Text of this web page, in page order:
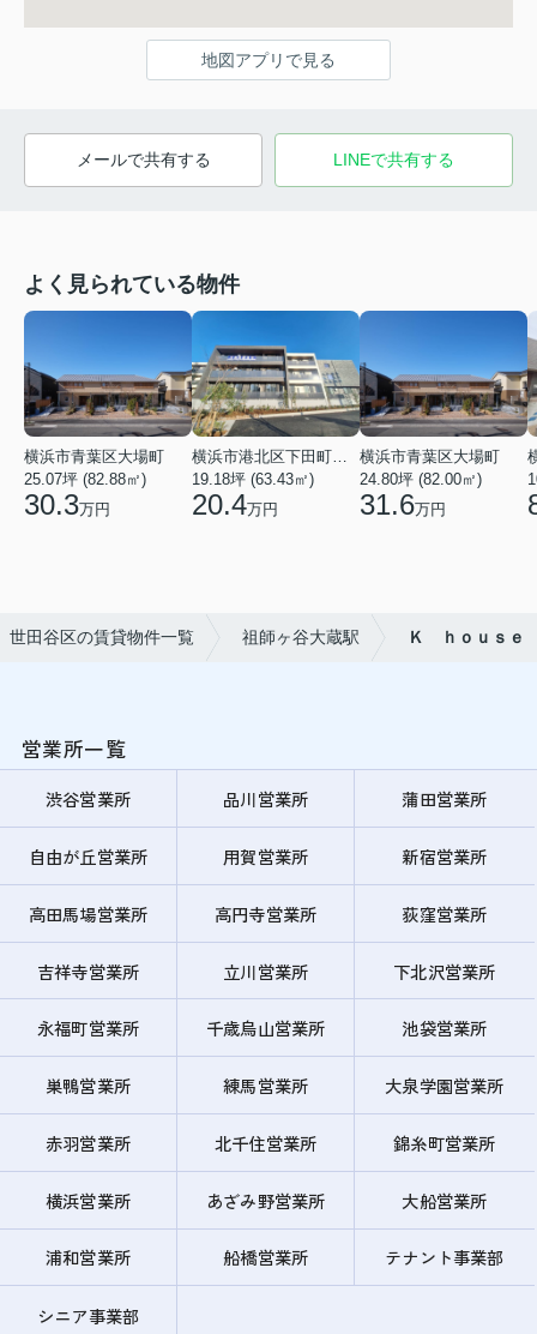
地図アプリで見る
メールで共有する LINEで共有する
よく見られている物件
横浜市青葉区大場町
25.07坪 (82.88㎡)
30.3万円
19.18坪 (63.43㎡)
20.4万円
横浜市青葉区大場町
24.80坪 (82.00㎡)
31.6万円
世田谷区の賃貸物件一覧 祖師ヶ谷大蔵駅 Ｋ ｈｏｕｓｅ
営業所一覧
渋谷営業所 品川営業所 蒲田営業所
自由が丘営業所 用賀営業所 新宿営業所
高田馬場営業所 高円寺営業所 荻窪営業所
吉祥寺営業所 立川営業所 下北沢営業所
永福町営業所 千歳烏山営業所 池袋営業所
巣鴨営業所 練馬営業所 大泉学園営業所
赤羽営業所 北千住営業所 錦糸町営業所
横浜営業所 あざみ野営業所 大船営業所
浦和営業所 船橋営業所 テナント事業部
シニア事業部